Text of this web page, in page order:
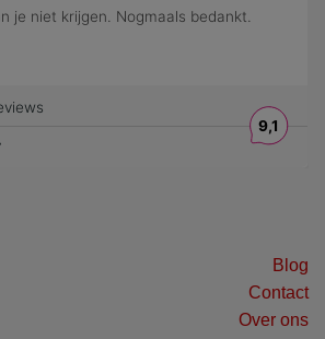
Blog
Contact
Over ons